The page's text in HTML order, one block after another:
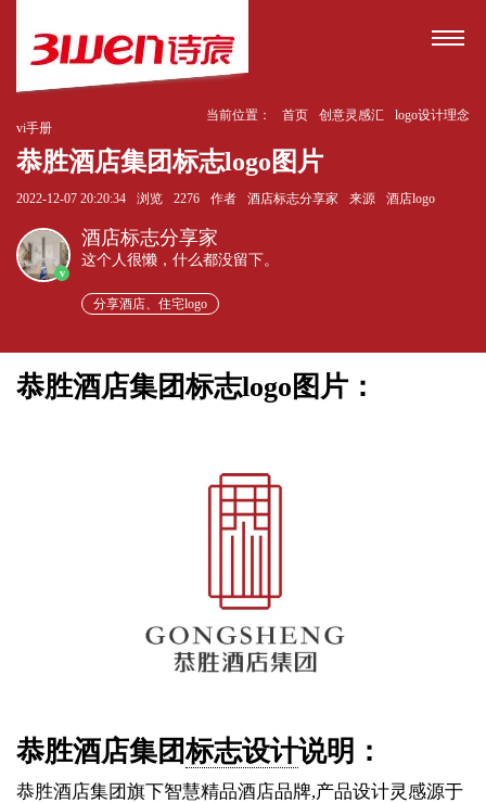
当前位置： 首页 创意灵感汇
logo设计理念
vi手册
恭胜酒店集团标志logo图片
2022-12-07 20:20:34 浏览 2276 作者 酒店标志分享家 来源 酒店logo
v
酒店标志分享家
这个人很懒，什么都没留下。
分享酒店、住宅logo
恭胜酒店集团标志logo图片：
恭胜酒店集团标志设计说明：
恭胜酒店集团旗下智慧精品酒店品牌,产品设计灵感源于